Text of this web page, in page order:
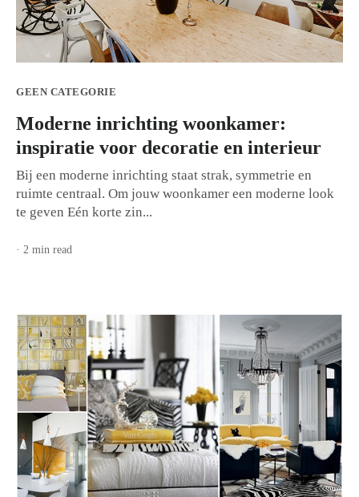
GEEN CATEGORIE
Moderne inrichting woonkamer:
inspiratie voor decoratie en interieur
Bij een moderne inrichting staat strak, symmetrie en
ruimte centraal. Om jouw woonkamer een moderne look
te geven Eén korte zin...
· 2 min read